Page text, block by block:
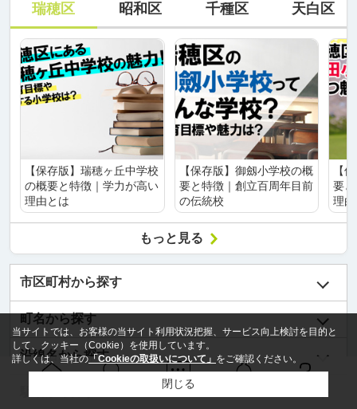
瑞穂区 昭和区 千種区 天白区
【保存版】瑞穂ヶ丘中学校
の概要と特徴｜学力が高い
理由とは
【保存版】御劔小学校の概
要と特徴｜創立百周年目前
の伝統校
【
要
理
もっと見る
問い合せ
市区町村から探す
町名から探す
沿線名から探す
当サイトでは、お客様の当サイト利用状況把握、サービス向上検討を目的と
して、クッキー（Cookie）を使用しています。
詳しくは、当社の「Cookieの取扱いについて」 をご確認ください。
閉じる